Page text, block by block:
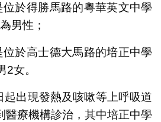
於得勝馬路的粵華英文中學
男性；
於高士德大馬路的培正中學
女。
起出現發熱及咳嗽等上呼吸道
醫療機構診治，其中培正中學